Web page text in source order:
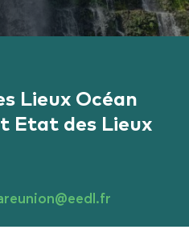
Lieux Océan
Etat des Lieux